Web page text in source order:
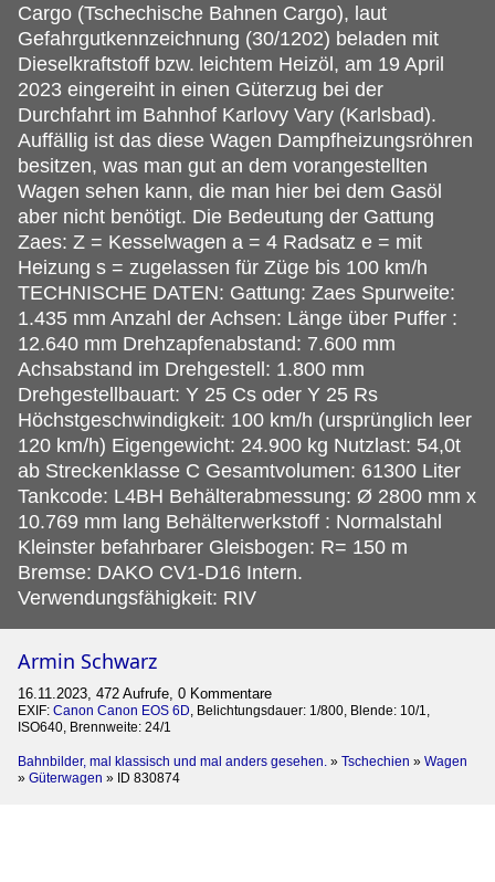
Cargo (Tschechische Bahnen Cargo), laut
Gefahrgutkennzeichnung (30/1202) beladen mit
Dieselkraftstoff bzw. leichtem Heizöl, am 19 April
2023 eingereiht in einen Güterzug bei der
Durchfahrt im Bahnhof Karlovy Vary (Karlsbad).
Auffällig ist das diese Wagen Dampfheizungsröhren
besitzen, was man gut an dem vorangestellten
Wagen sehen kann, die man hier bei dem Gasöl
aber nicht benötigt. Die Bedeutung der Gattung
Zaes: Z = Kesselwagen a = 4 Radsatz e = mit
Heizung s = zugelassen für Züge bis 100 km/h
TECHNISCHE DATEN: Gattung: Zaes Spurweite:
1.435 mm Anzahl der Achsen: Länge über Puffer :
12.640 mm Drehzapfenabstand: 7.600 mm
Achsabstand im Drehgestell: 1.800 mm
Drehgestellbauart: Y 25 Cs oder Y 25 Rs
Höchstgeschwindigkeit: 100 km/h (ursprünglich leer
120 km/h) Eigengewicht: 24.900 kg Nutzlast: 54,0t
ab Streckenklasse C Gesamtvolumen: 61300 Liter
Tankcode: L4BH Behälterabmessung: Ø 2800 mm x
10.769 mm lang Behälterwerkstoff : Normalstahl
Kleinster befahrbarer Gleisbogen: R= 150 m
Bremse: DAKO CV1-D16 Intern.
Verwendungsfähigkeit: RIV
Armin Schwarz
16.11.2023, 472 Aufrufe, 0 Kommentare
EXIF: Canon Canon EOS 6D , Belichtungsdauer: 1/800, Blende: 10/1,
ISO640, Brennweite: 24/1
Bahnbilder, mal klassisch und mal anders gesehen. » Tschechien » Wagen
» Güterwagen » ID 830874